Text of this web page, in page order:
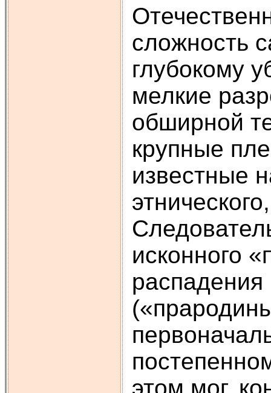
сложность
глубокому
мелкие
обширной
крупные
известные
исконного
распадения
этом мог,